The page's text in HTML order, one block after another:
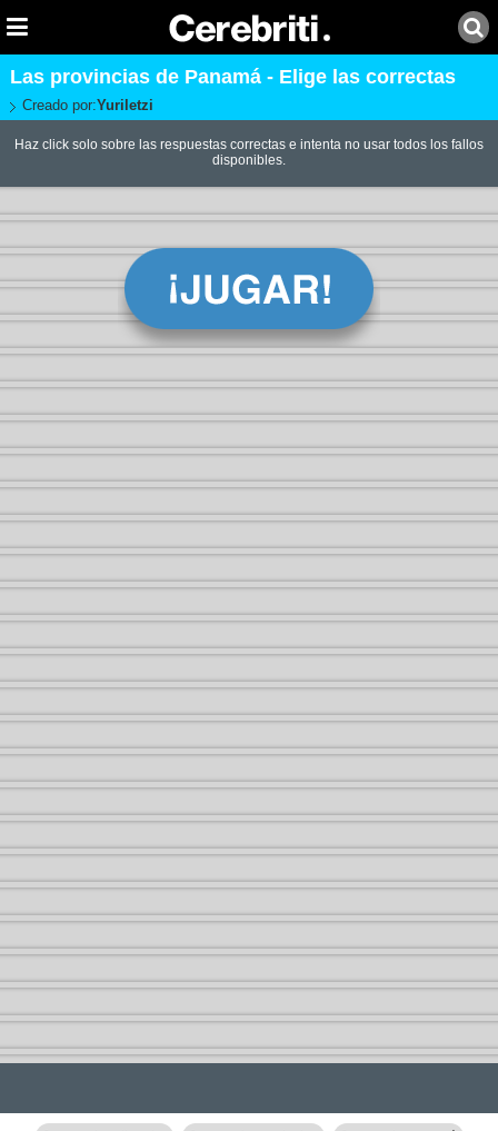
Las provincias de Panamá - Elige las correctas
Creado por:Yuriletzi
Haz click solo sobre las respuestas correctas e intenta no usar todos los fallos
disponibles.